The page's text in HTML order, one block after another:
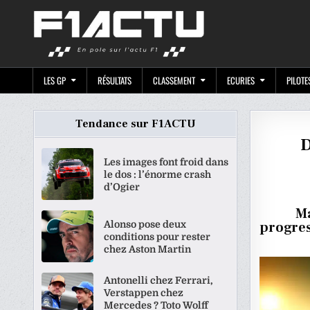
LES GP RÉSULTATS CLASSEMENT ECURIES
Tendance sur F1ACTU
Les images font froid dans
le dos : l’énorme crash
d’Ogier
Alonso pose deux
conditions pour rester
chez Aston Martin
Antonelli chez Ferrari,
Verstappen chez
Mercedes ? Toto Wolff